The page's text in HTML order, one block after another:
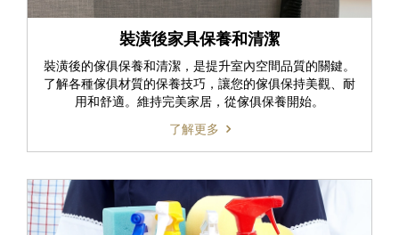
裝潢後家具保養和清潔
裝潢後的傢俱保養和清潔，是提升室內空間品質的關鍵。
了解各種傢俱材質的保養技巧，讓您的傢俱保持美觀、耐
用和舒適。維持完美家居，從傢俱保養開始。
了解更多